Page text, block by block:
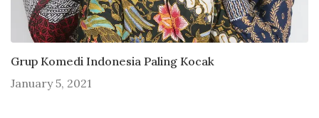
Grup Komedi Indonesia Paling Kocak
January 5, 2021